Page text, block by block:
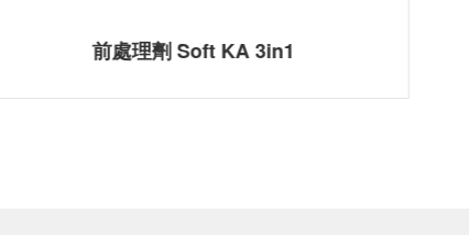
高效滲透劑 A35